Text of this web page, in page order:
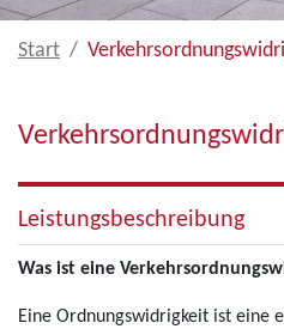
Start
Leistungsbeschreibung
Was ist eine
Eine Ordnungswidrigkeit ist eine